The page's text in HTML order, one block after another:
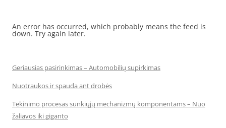
An error has occurred, which probably means the feed is
down. Try again later.
Geriausias pasirinkimas – Automobilių supirkimas
Nuotraukos ir spauda ant drobės
Tekinimo procesas sunkiųjų mechanizmų komponentams – Nuo
žaliavos iki giganto